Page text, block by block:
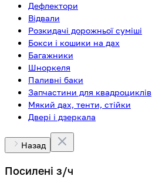
Дефлектори
Відвали
Розкидачі дорожньої суміші
Бокси і кошики на дах
Багажники
Шноркеля
Паливні баки
Запчастини для квадроциклів
Мякий дах, тенти, стійки
Двері і дзеркала
Назад
Посилені з/ч